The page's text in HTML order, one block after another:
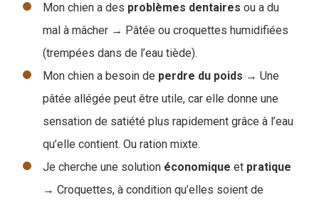
Mon chien a des problèmes dentaires ou a du
mal à mâcher → Pâtée ou croquettes humidifiées
(trempées dans de l’eau tiède).
Mon chien a besoin de perdre du poids → Une
pâtée allégée peut être utile, car elle donne une
sensation de satiété plus rapidement grâce à l’eau
qu’elle contient. Ou ration mixte.
Je cherche une solution économique et pratique
→ Croquettes, à condition qu’elles soient de